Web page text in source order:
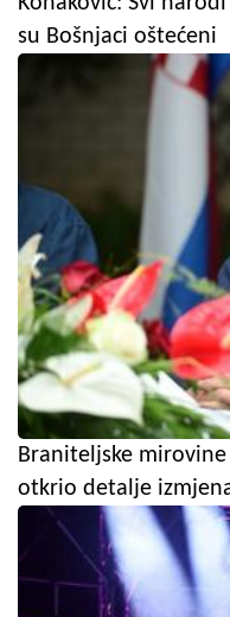
su Bošnjaci oštećeni
Braniteljske
otkrio detalje